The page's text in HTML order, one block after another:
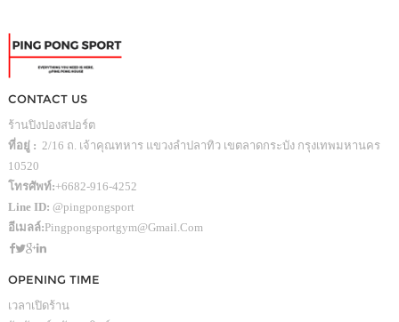
CONTACT US
ร้านปิงปองสปอร์ต
ที่อยู่ : 2/16 ถ. เจ้าคุณทหาร แขวงลำปลาทิว เขตลาดกระบัง กรุงเทพมหานคร
10520
โทรศัพท์:+6682-916-4252
Line ID: @pingpongsport
อีเมลล์:Pingpongsportgym@gmail.com
OPENING TIME
เวลาเปิดร้าน